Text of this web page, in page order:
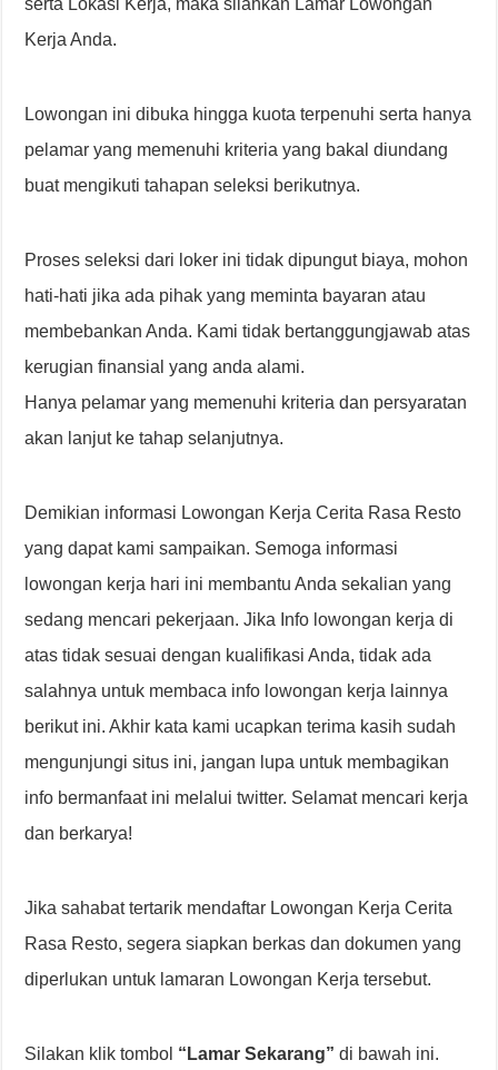
Kerja Anda.
Lowongan ini dibuka hingga kuota terpenuhi serta hanya
pelamar yang memenuhi kriteria yang bakal diundang
buat mengikuti tahapan seleksi berikutnya.
Proses seleksi dari loker ini tidak dipungut biaya, mohon
hati-hati jika ada pihak yang meminta bayaran atau
membebankan Anda. Kami tidak bertanggungjawab atas
kerugian finansial yang anda alami.
Hanya pelamar yang memenuhi kriteria dan persyaratan
akan lanjut ke tahap selanjutnya.
Demikian informasi Lowongan Kerja Cerita Rasa Resto
yang dapat kami sampaikan. Semoga informasi
lowongan kerja hari ini membantu Anda sekalian yang
sedang mencari pekerjaan. Jika Info lowongan kerja di
atas tidak sesuai dengan kualifikasi Anda, tidak ada
salahnya untuk membaca info lowongan kerja lainnya
berikut ini. Akhir kata kami ucapkan terima kasih sudah
mengunjungi situs ini, jangan lupa untuk membagikan
info bermanfaat ini melalui twitter. Selamat mencari kerja
dan berkarya!
Jika sahabat tertarik mendaftar Lowongan Kerja Cerita
Rasa Resto, segera siapkan berkas dan dokumen yang
diperlukan untuk lamaran Lowongan Kerja tersebut.
Silakan klik tombol “Lamar Sekarang” di bawah ini.